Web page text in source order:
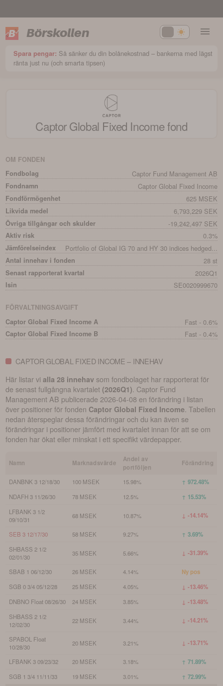
Börskollen
Spara pengar: Så sänker du din bolånekostnad – bankerna med lägst
ränta just nu (och smarta tipsen)
Captor Global Fixed Incomefond
OM FONDEN
Fondbolag
Captor Fund Management AB
Fondnamn Captor Global Fixed Income
Fondförmögenhet 625 MSEK
Likvida medel 6,793,229 SEK
Övriga tillgångar och skulder -19,242,497 SEK
Aktiv risk 0.3%
Jämförelseindex Portfolio of Global IG 70 and HY 30 indices hedged...
Antal innehav i fonden 28 st
Senast rapporterat kvartal 2026Q1
Isin SE0020999670
FÖRVALTNINGSAVGIFT
Captor Global Fixed Income A
Fast - 0.6%
Captor Global Fixed Income B Fast - 0.4%
CAPTOR GLOBAL FIXED INCOME – INNEHAV
Här listar vialla 28 innehav som fondbolaget har rapporterat för
de senast fullgångna kvartalet (2026Q1) Captor Fund
Management AB publicerade 2026-04-08 en förändring i listan
över positioner för fonden Captor Global Fixed Income . Tabellen
nedan återspeglar dessa förändringar och du kan även se
förändringar i positioner jämfört med kvartalet innan för att se om
fonden har ökat eller minskat i ett specifikt värdepapper.
Namn Marknadsvärde
Andel av
portföljen
Förändring
DANBNK 3 12/18/30 100 MSEK 15.98% ↑ 972.48%
NDAFH 3 11/26/30 78 MSEK 12.5% ↑ 15.53%
LFBANK 3 1/2
09/10/31
68 MSEK 10.87% ↓ -14.14%
SEB 3 12/17/30 58 MSEK 9.27% ↑ 3.69%
SHBASS 2 1/2
02/01/30
35 MSEK 5.66% ↓ -31.39%
SBAB 1 06/12/30 26 MSEK 4.14% Ny pos
SGB 0 3/4 05/12/28 25 MSEK 4.05% ↓ -13.46%
DNBNO Float 08/26/30 24 MSEK 3.85% ↓ -13.48%
SHBASS 2 1/2
12/02/30
22 MSEK 3.44% ↓ -14.21%
SPABOL Float
10/28/30
20 MSEK 3.21% ↓ -13.71%
LFBANK 3 09/23/32 20 MSEK 3.18% ↑ 71.89%
SGB 1 3/4 11/11/33 19 MSEK 3.01% ↑ 72.99%